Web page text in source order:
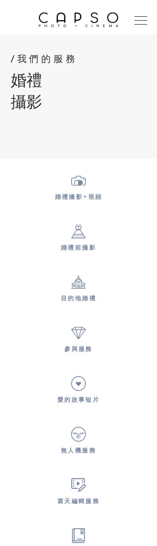
/我們的服務
婚禮
攝影
婚禮攝影+視頻
婚禮前攝影
目的地婚禮
參與服務
愛的故事短片
無人機服務
當天編輯服務